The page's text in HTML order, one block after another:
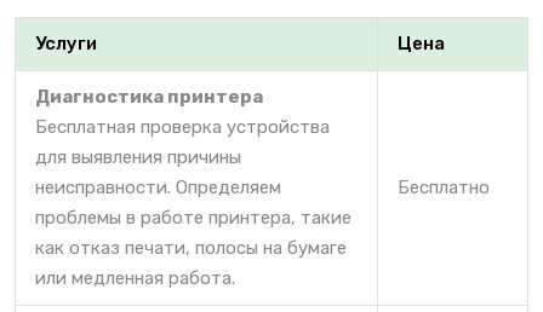
Услуги Цена
Диагностика принтера
Бесплатная проверка устройства
для выявления причины
неисправности. Определяем
проблемы в работе принтера, такие
как отказ печати, полосы на бумаге
или медленная работа.
Бесплатно